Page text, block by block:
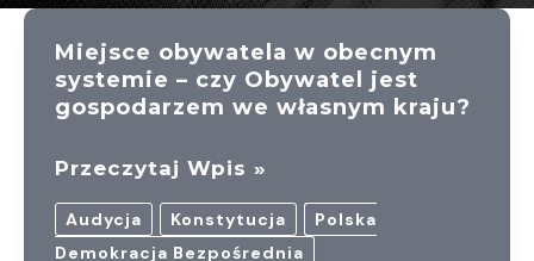
Miejsce obywatela w obecnym
systemie – czy Obywatel jest
gospodarzem we własnym kraju?
Miejsce
Obywatela
W
Przeczytaj Wpis »
Audycja Konstytucja
Polska
Demokracja Bezpośrednia